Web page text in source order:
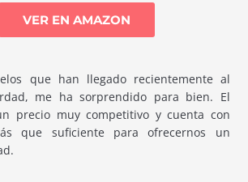
VER EN AMAZON
que han llegado recientemente al
me ha sorprendido para bien. El
precio muy competitivo y cuenta con
que suficiente para ofrecernos un